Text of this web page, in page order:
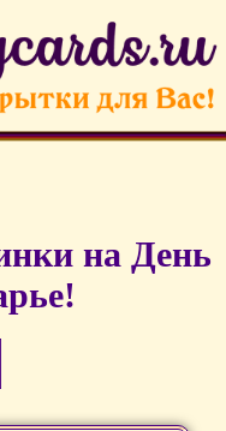
на День